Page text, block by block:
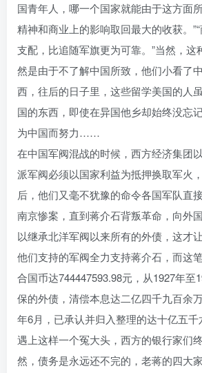
国青年人，哪一个国家就能由于这方面
精神和商业上的影响取回最大的收获。
支配，比追随军旗更为可靠。”当然，这
然是由于不了解中国所致，他们小看了
西，往后的日子里，这些留学美国的人
国的东西，即使在异国他乡却始终没忘
为中国而努力……
在中国军阀混战的时候，西方经济集团
派军阀必须以国家利益为抵押换取军火
后，他们又毫不犹豫的命令各国军队直
南京惨案，直到蒋介石背叛革命，向外
以继承北洋军阀以来所有的外债，这才
他们支持的军阀全力支持蒋介石，而这
合国币达744447593.98元，从1927年至
保的外债，清偿本息达二亿四千九百余
年6月，已承认并归入整理的达十亿五千
遇上这样一个冤大头，西方的银行家们
然，债务是永远还不完的，老蒋的四大